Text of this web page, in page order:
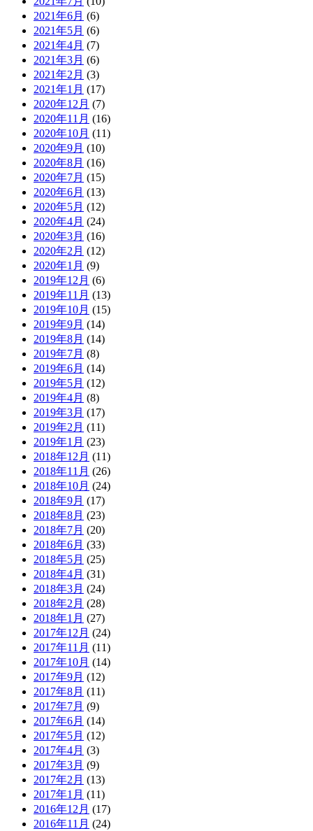
2021年6月 (6)
2021年5月 (6)
2021年4月 (7)
2021年3月 (6)
2021年2月 (3)
2021年1月 (17)
2020年12月 (7)
2020年11月 (16)
2020年10月 (11)
2020年9月 (10)
2020年8月 (16)
2020年7月 (15)
2020年6月 (13)
2020年5月 (12)
2020年4月 (24)
2020年3月 (16)
2020年2月 (12)
2020年1月 (9)
2019年12月 (6)
2019年11月 (13)
2019年10月 (15)
2019年9月 (14)
2019年8月 (14)
2019年7月 (8)
2019年6月 (14)
2019年5月 (12)
2019年4月 (8)
2019年3月 (17)
2019年2月 (11)
2019年1月 (23)
2018年12月 (11)
2018年11月 (26)
2018年10月 (24)
2018年9月 (17)
2018年8月 (23)
2018年7月 (20)
2018年6月 (33)
2018年5月 (25)
2018年4月 (31)
2018年3月 (24)
2018年2月 (28)
2018年1月 (27)
2017年12月 (24)
2017年11月 (11)
2017年10月 (14)
2017年9月 (12)
2017年8月 (11)
2017年7月 (9)
2017年6月 (14)
2017年5月 (12)
2017年4月 (3)
2017年3月 (9)
2017年2月 (13)
2017年1月 (11)
2016年12月 (17)
2016年11月 (24)